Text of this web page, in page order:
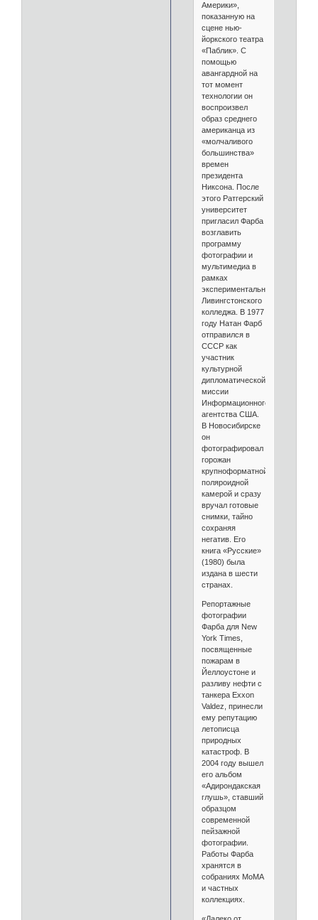
Америки»,
показанную на
сцене нью-
йоркского театра
«Паблик». С
помощью
авангардной на
тот момент
технологии он
воспроизвел
образ среднего
американца из
«молчаливого
большинства»
времен
президента
Никсона. После
этого Ратгерский
университет
пригласил Фарба
возглавить
программу
фотографии и
мультимедиа в
рамках
экспериментального
Ливингстонского
колледжа. В 1977
году Натан Фарб
отправился в
СССР как
участник
культурной
дипломатической
миссии
Информационного
агентства США.
В Новосибирске
он
фотографировал
горожан
крупноформатной
поляроидной
камерой и сразу
вручал готовые
снимки, тайно
сохраняя
негатив. Его
книга «Русские»
(1980) была
издана в шести
странах.
Репортажные
фотографии
Фарба для New
York Times,
посвященные
пожарам в
Йеллоустоне и
разливу нефти с
танкера Exxon
Valdez, принесли
ему репутацию
летописца
природных
катастроф. В
2004 году вышел
его альбом
«Адирондакская
глушь», ставший
образцом
современной
пейзажной
фотографии.
Работы Фарба
хранятся в
собраниях МоМА
и частных
коллекциях.